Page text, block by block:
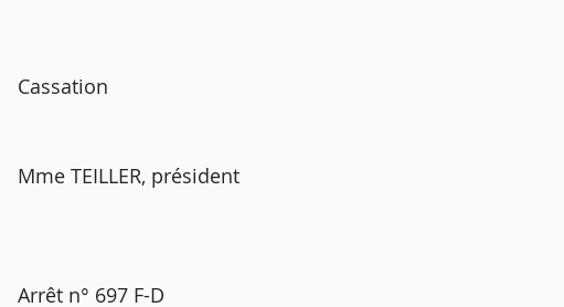
Cassation
Mme TEILLER, président
Arrêt n° 697 F-D